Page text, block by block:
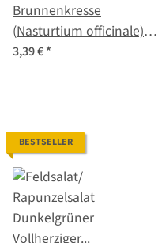
Brunnenkresse
(Nasturtium officinale)
Bio Saatgut
3,39 €*
BESTSELLER